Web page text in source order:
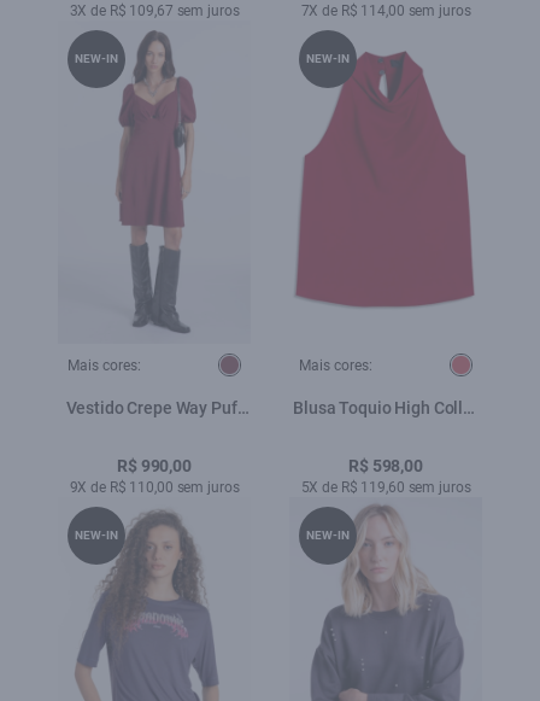
3X de R$ 109,67 sem juros 7X de R$ 114,00 sem juros
Mais cores:
Vestido Crepe Way Puff
R$ 990,00
9X de R$ 110,00 sem juros
NEW-IN
Mais cores:
Blusa Toquio High Collar
R$ 598,00
5X de R$ 119,60 sem juros
NEW-IN
NEW-IN NEW-IN